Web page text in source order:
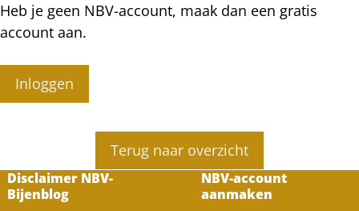
Heb je geen NBV-account, maak dan een gratis
account aan.
Inloggen
Terug naar overzicht
Disclaimer NBV-
Bijenblog
NBV-account
aanmaken